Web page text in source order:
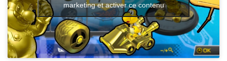
marketing et activer ce contenu